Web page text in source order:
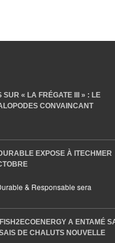
SUR « LA FRÉGATE III » : LE
CONVAINCANT
EXPOSE À ITECHMER
& Responsable sera
A ENTAMÉ
DE CHALUTS NOUVELLE